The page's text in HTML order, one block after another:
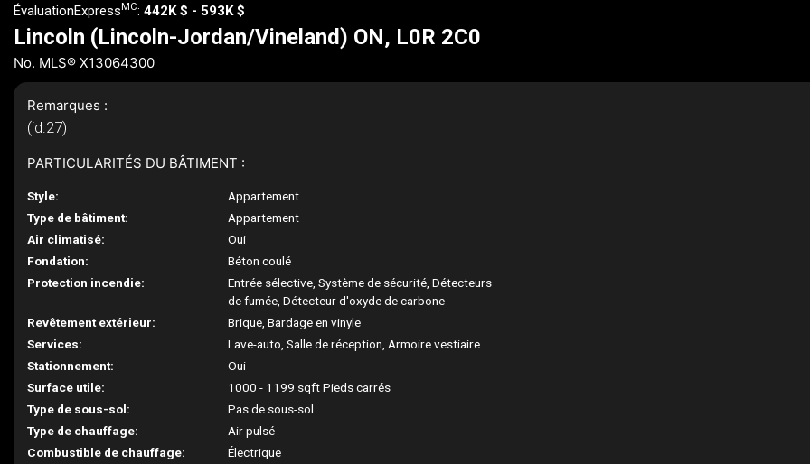
ÉvaluationExpress MC: 442K $ - 593K $
Lincoln (Lincoln-Jordan/Vineland) ON, L0R 2C0
No. MLS® X13064300
Remarques :
(id:27)
PARTICULARITÉS DU BÂTIMENT :
Style:
Appartement
Type de bâtiment:
Appartement
Air climatisé:
Oui
Fondation:
Béton coulé
Protection incendie:
Entrée sélective, Système de sécurité, Détecteurs
de fumée, Détecteur d'oxyde de carbone
Revêtement extérieur:
Brique, Bardage en vinyle
Services:
Lave-auto, Salle de réception, Armoire vestiaire
Stationnement:
Oui
Surface utile:
1000 - 1199 sqft Pieds carrés
Type de sous-sol:
Pas de sous-sol
Type de chauffage:
Air pulsé
Combustible de chauffage:
Électrique